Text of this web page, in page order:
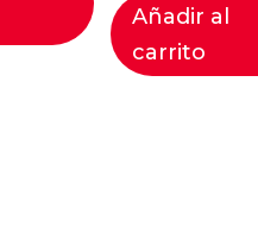
Añadir al
carrito